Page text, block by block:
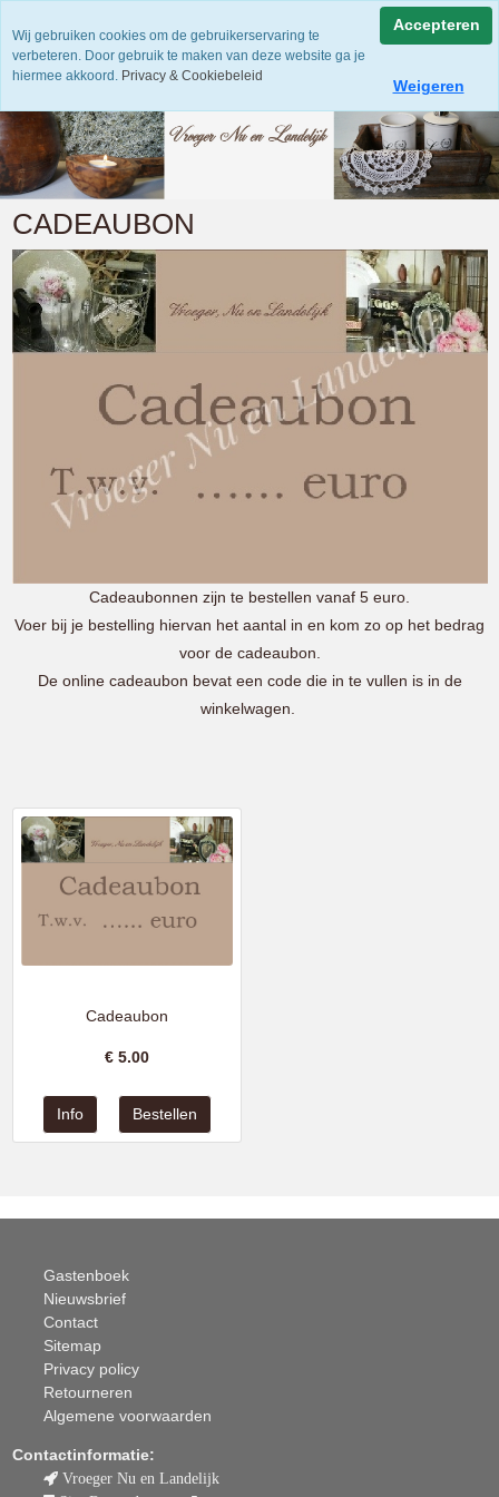
CADEAUBON
Cadeaubonnen zijn te bestellen vanaf 5 euro.
Voer bij je bestelling hiervan het aantal in en kom zo op het bedrag
voor de cadeaubon.
De online cadeaubon bevat een code die in te vullen is in de
winkelwagen.
Cadeaubon
€ 5.00
Gastenboek
Nieuwsbrief
Contact
Sitemap
Privacy policy
Retourneren
Algemene voorwaarden
Contactinformatie:
Vroeger Nu en Landelijk
Wij gebruiken cookies om de gebruikerservaring te
verbeteren. Door gebruik te maken van deze website ga je
hiermee akkoord. Privacy & Cookiebeleid
Accepteren
Weigeren